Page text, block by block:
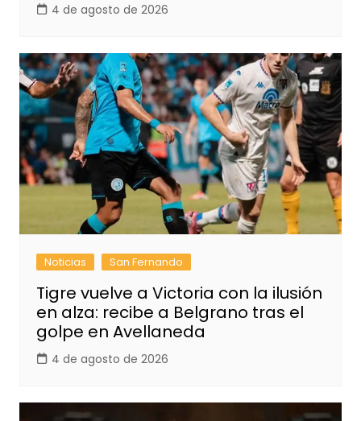
4 de agosto de 2026
Noticias San Fernando
Tigre vuelve a Victoria con la ilusión
en alza: recibe a Belgrano tras el
golpe en Avellaneda
4 de agosto de 2026